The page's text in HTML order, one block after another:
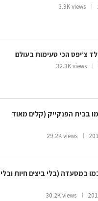
3.9K views
צ’יפס הכי טעימות בעולם
32.3K views
בבית הפנקייק (קלים מאוד
29.2K views
במסעדה (בלי ביצים חיות ובלי
30.2K views